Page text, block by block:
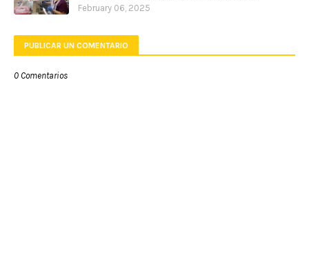
February 06, 2025
PUBLICAR UN COMENTARIO
0 Comentarios